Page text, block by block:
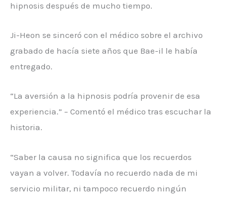
hipnosis después de mucho tiempo.
Ji-Heon se sinceró con el médico sobre el archivo
grabado de hacía siete años que Bae-il le había
entregado.
“La aversión a la hipnosis podría provenir de esa
experiencia.” – Comentó el médico tras escuchar la
historia.
“Saber la causa no significa que los recuerdos
vayan a volver. Todavía no recuerdo nada de mi
servicio militar, ni tampoco recuerdo ningún